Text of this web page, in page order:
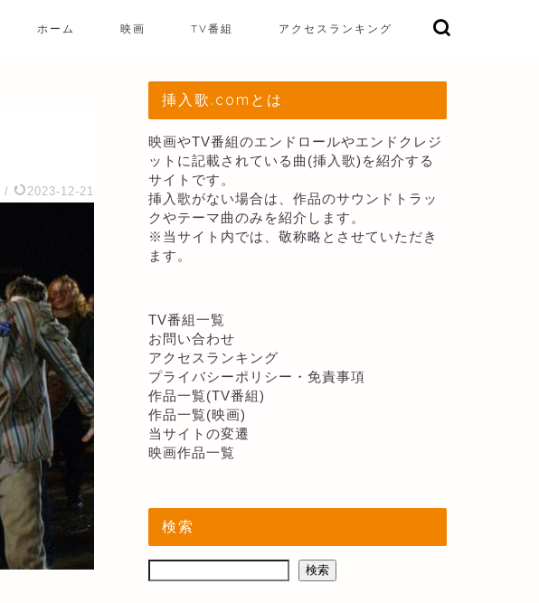
ホーム 映画 TV番組 アクセスランキング
/ 2023-12-21
挿入歌.comとは
映画やTV番組のエンドロールやエンドクレジ
ットに記載されている曲(挿入歌)を紹介する
サイトです。
挿入歌がない場合は、作品のサウンドトラッ
クやテーマ曲のみを紹介します。
※当サイト内では、敬称略とさせていただき
ます。
TV番組一覧
お問い合わせ
アクセスランキング
プライバシーポリシー・免責事項
作品一覧(TV番組)
作品一覧(映画)
当サイトの変遷
映画作品一覧
検索
検索